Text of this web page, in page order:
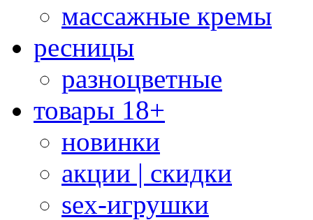
массажные кремы
ресницы
разноцветные
товары 18+
новинки
акции | скидки
sex-игрушки